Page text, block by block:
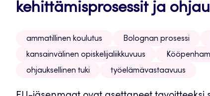
kehittämisprosessit ja
ammatillinen koulutus Bolognan prosessi
kansainvälinen opiskelijaliikkuvuus
ohjauksellinen tuki
työelämävastaavuus